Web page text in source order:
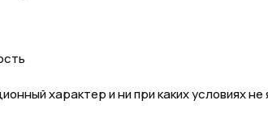
характер и ни при каких условиях